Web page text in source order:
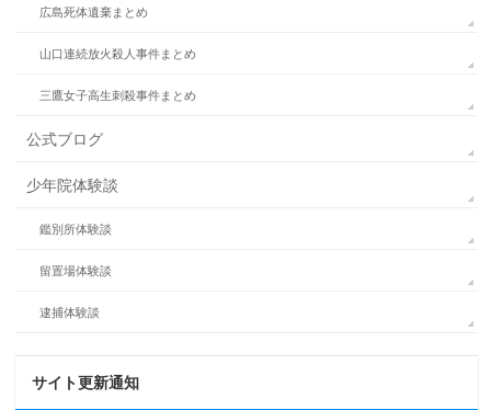
広島死体遺棄まとめ
山口連続放火殺人事件まとめ
三鷹女子高生刺殺事件まとめ
公式ブログ
少年院体験談
鑑別所体験談
留置場体験談
逮捕体験談
サイト更新通知